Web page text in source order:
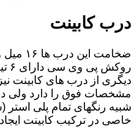
درب کابینت
دیگری از درب های کابینت
مشخصات فوق را دارد ولی
شبیه رنگهای تمام پلی
خاصی در ترکیب کابینت